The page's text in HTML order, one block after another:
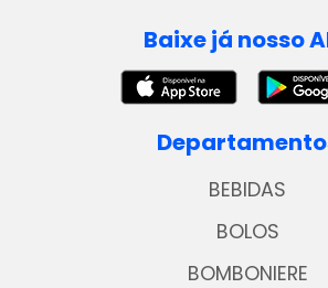
Baixe já nosso
BEBIDAS
BOLOS
BOMBONIERE